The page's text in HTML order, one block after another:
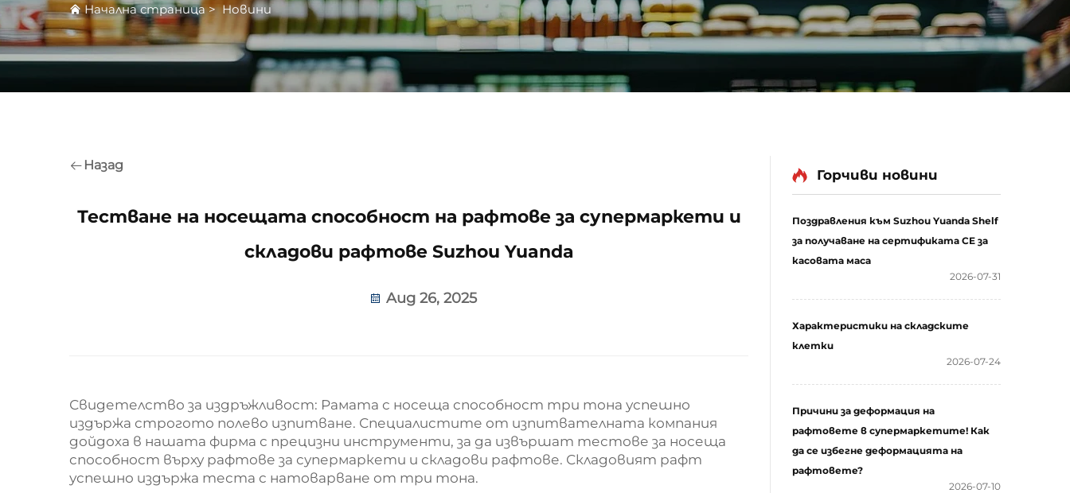
Начална страница>Новини
Назад
Тестване на носещата способност на рафтове за супермаркети и
складови рафтове Suzhou Yuanda
Aug 26, 2025
Свидетелство за издръжливост: Рамата с носеща способност три тона успешно
издържа строгото полево изпитване. Специалистите от изпитвателната компания
дойдоха в нашата фирма с прецизни инструменти, за да извършат тестове за носеща
способност върху рафтове за супермаркети и складови рафтове. Складовият рафт
успешно издържа теста с натоварване от три тона.
Горчиви новини
Поздравления към Suzhou Yuanda Shelf
за получаване на сертификата CE за
касовата маса
2026-07-31
Характеристики на складските
клетки
2026-07-24
Причини за деформация на
рафтовете в супермаркетите! Как
да се избегне деформацията на
рафтовете?
2026-07-10